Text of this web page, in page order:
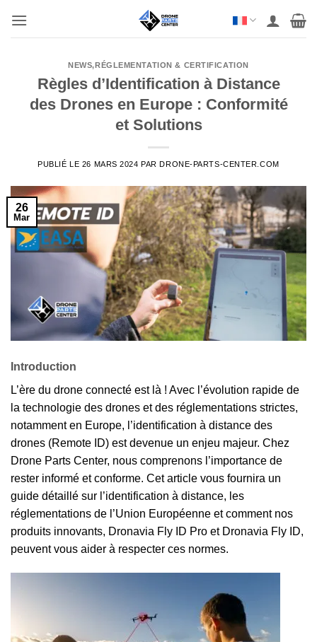
NEWS,RÉGLEMENTATION & CERTIFICATION
Règles d’Identification à Distance
des Drones en Europe : Conformité
et Solutions
PUBLIÉ LE 26 MARS 2024 PARDRONE-PARTS-CENTER.COM
26
Mar
Introduction
L’ère du drone connecté est là ! Avec l’évolution rapide de
la technologie des drones et des réglementations strictes,
notamment en Europe, l’identification à distance des
drones (Remote ID) est devenue un enjeu majeur. Chez
Drone Parts Center, nous comprenons l’importance de
rester informé et conforme. Cet article vous fournira un
guide détaillé sur l’identification à distance, les
réglementations de l’Union Européenne et comment nos
produits innovants, Dronavia Fly ID Pro et Dronavia Fly ID,
peuvent vous aider à respecter ces normes.